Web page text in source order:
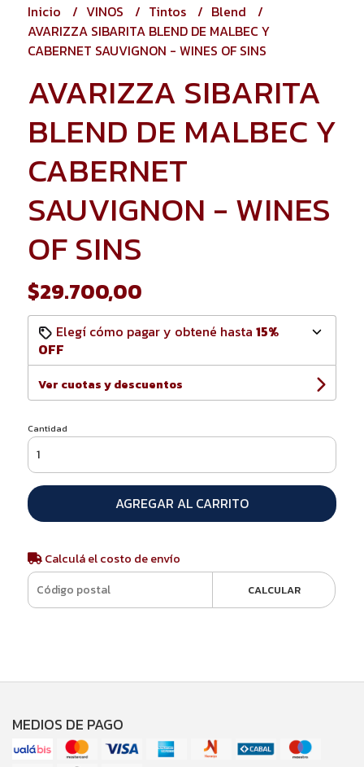
Inicio VINOS Tintos
Blend
AVARIZZA SIBARITA BLEND DE MALBEC Y
CABERNET SAUVIGNON - WINES OF SINS
AVARIZZA SIBARITA
BLEND DE MALBEC Y
CABERNET
SAUVIGNON - WINES
OF SINS
$29.700,00
Elegí cómo pagar y obtené hasta 15%
OFF
Ver cuotas y descuentos
Cantidad
AGREGAR AL CARRITO
Calculá el costo de envío
CALCULAR
MEDIOS DE PAGO